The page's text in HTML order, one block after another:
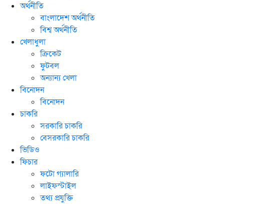
অর্থনীতি
বাংলাদেশ অর্থনীতি
বিশ্ব অর্থনীতি
খেলাধুলা
ক্রিকেট
ফুটবল
অন্যান্য খেলা
বিনোদন
বিনোদন
চাকরি
সরকারি চাকরি
বেসরকারি চাকরি
ভিডিও
ফিচার
ফটো গ্যালারি
লাইফস্টাইল
তথ্য প্রযুক্তি